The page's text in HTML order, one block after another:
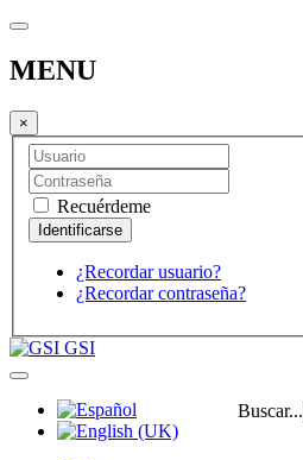
MENU
×
Recuérdeme
¿Recordar usuario?
¿Recordar contraseña?
GSI
Buscar...